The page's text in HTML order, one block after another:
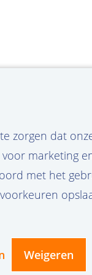
zorgen dat
marketing
met het
Weigeren
Privacy